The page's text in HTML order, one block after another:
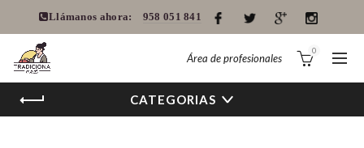
Llámanos ahora: 958 051 841
Área de profesionales
0
CATEGORIAS